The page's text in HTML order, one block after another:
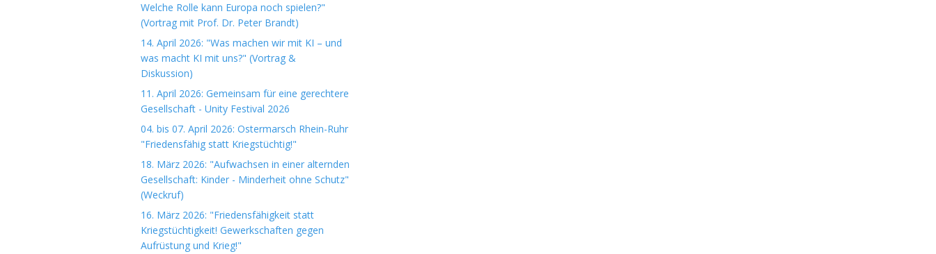
Welche Rolle kann Europa noch spielen?"
(Vortrag mit Prof. Dr. Peter Brandt)
14. April 2026: "Was machen wir mit KI – und
was macht KI mit uns?" (Vortrag &
Diskussion)
11. April 2026: Gemeinsam für eine gerechtere
Gesellschaft - Unity Festival 2026
04. bis 07. April 2026: Ostermarsch Rhein-Ruhr
"Friedensfähig statt Kriegstüchtig!"
18. März 2026: "Aufwachsen in einer alternden
Gesellschaft: Kinder - Minderheit ohne Schutz"
(Weckruf)
16. März 2026: "Friedensfähigkeit statt
Kriegstüchtigkeit! Gewerkschaften gegen
Aufrüstung und Krieg!"